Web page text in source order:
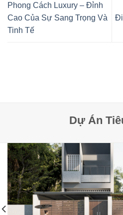
Phong Cách Luxury – Đỉnh
Cao Của Sự Sang Trọng Và
Tinh Tế
Dự Án